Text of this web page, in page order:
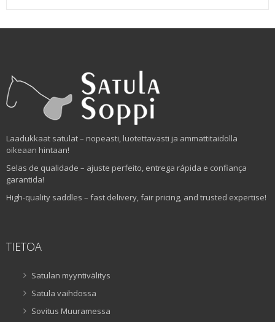
Laadukkaat satulat – nopeasti, luotettavasti ja ammattitaidolla
oikeaan hintaan!
Selas de qualidade – ajuste perfeito, entrega rápida e confiança
garantida!
High-quality saddles – fast delivery, fair pricing, and trusted expertise!
TIETOA
Satulan myyntivälitys
Satula vaihdossa
Sovitus Muuramessa